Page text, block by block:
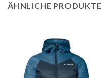
ÄHNLICHE PRODUKTE